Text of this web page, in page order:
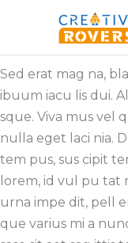
Sed erat mag na,
ibuum iacu lis dui.
sque. Viva mus vel
nulla eget laci nia.
tem pus, sus cipit
lorem, id vul pu tat
urna impe dit, pell
que varius mi a